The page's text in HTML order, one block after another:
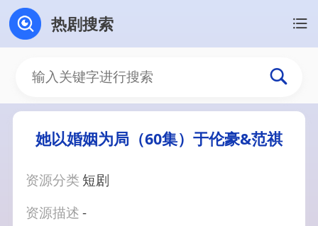
热剧搜索
她以婚姻为局（60集）于伦豪&范祺
资源分类 短剧
资源描述-